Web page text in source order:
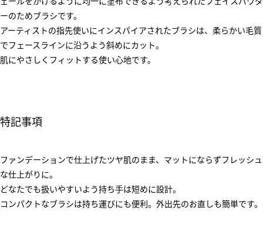
ーのためブラシです。
アーティストの指先使いにインスパイアされたブラシは、柔らかい毛質
でフェースラインに沿うよう斜めにカット。
肌にやさしくフィットする使い心地です。
特記事項
ファンデーションで仕上げたツヤ肌のまま、マットにならずフレッシュ
な仕上がりに。
どなたでも扱いやすいよう持ち手は短めに設計。
コンパクトなブラシは持ち運びにも便利。外出先のお直しも簡単です。